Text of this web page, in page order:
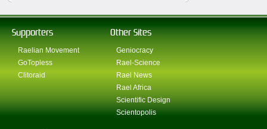
Supporters
Raelian Movement
GoTopless
Clitoraid
Other Sites
Geniocracy
Rael-Science
Rael News
Rael Africa
Scientific Design
Scientopolis